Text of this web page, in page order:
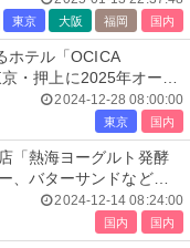
東京 大阪 福岡 国内
ホテル「OCICA
・押上に2025年オープ
2024-12-28 08:00:00
東京 国内
「熱海ヨーグルト発酵
、バターサンドなどお
2024-12-14 08:24:00
国内 国内